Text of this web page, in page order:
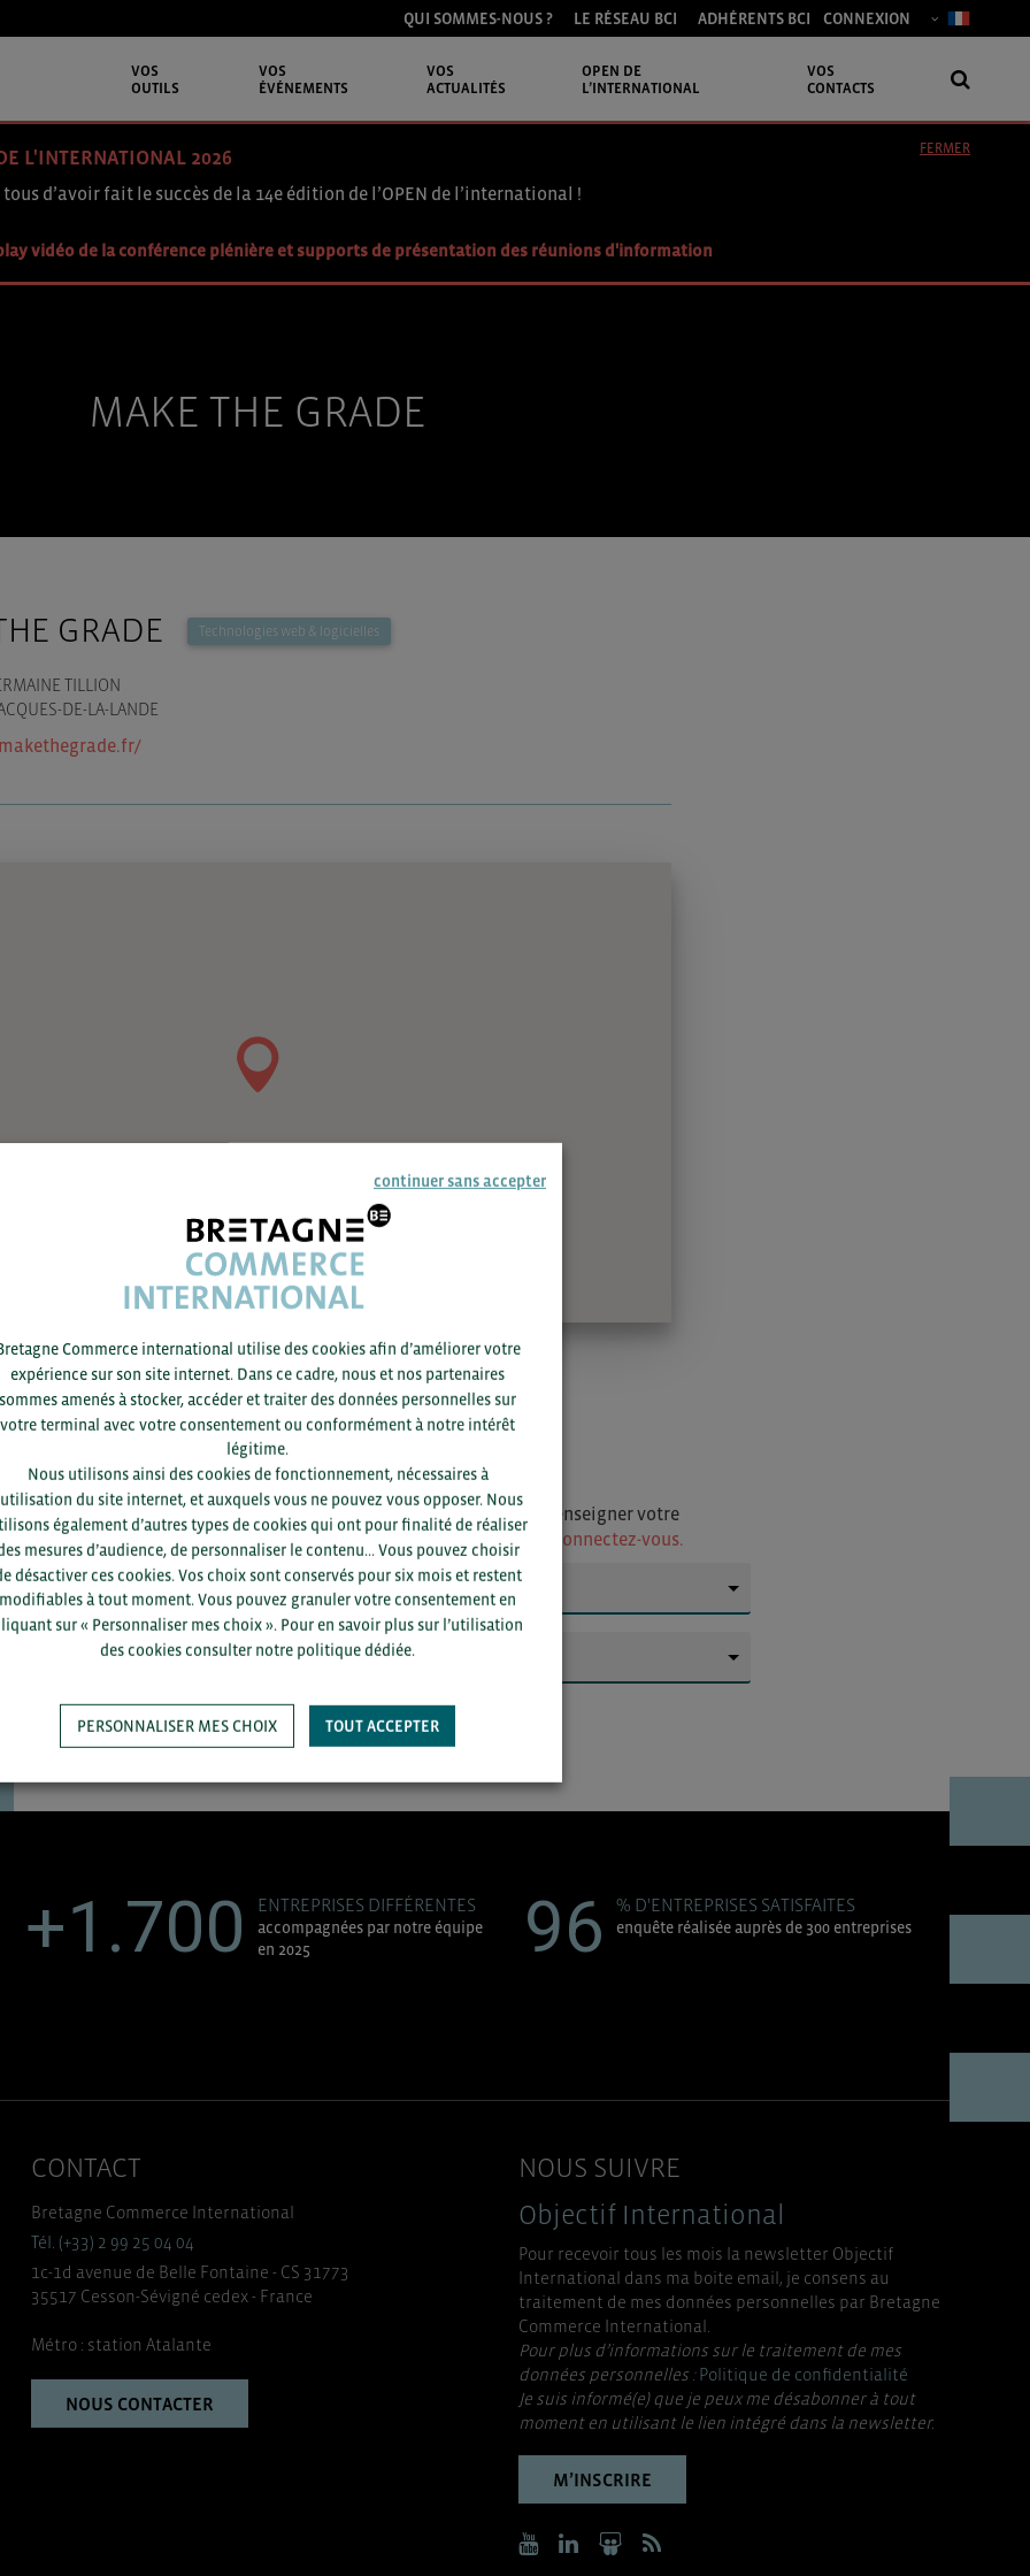
QUI SOMMES-NOUS ? LE RÉSEAU BCI ADHÉRENTS BCI CONNEXION
VOS
OUTILS
VOS
ÉVÉNEMENTS
VOS
ACTUALITÉS
OPEN DE
L’INTERNATIONAL
VOS
CONTACTS
L'INTERNATIONAL 2026
d’avoir fait le succès de la 14e édition de l’OPEN de l’international !
vidéo de la conférence plénière et supports de présentation des réunions d'information
FERMER
MAKE THE GRADE
GRADE Technologies web & logicielles
TILLION
DE-LA-LANDE
Pour voir les contacts, merci de renseigner votre
département et votre secteur
ou connectez-vous.
SAUVEGARDER
+1.700 ENTREPRISES DIFFÉRENTES
accompagnées par notre équipe
en 2025
96 % D'ENTREPRISES SATISFAITES
enquête réalisée auprès de 300 entreprises
CONTACT
Bretagne Commerce International
Tél. (+33) 2 99 25 04 04
1c-1d avenue de Belle Fontaine - CS 31773
35517 Cesson-Sévigné cedex - France
Métro : station Atalante
NOUS CONTACTER
NOUS SUIVRE
Objectif International
Pour recevoir tous les mois la newsletter Objectif
International dans ma boite email, je consens au
traitement de mes données personnelles par Bretagne
Commerce International.
Pour plus d’informations sur le traitement de mes
données personnelles :Politique de confidentialité
Je suis informé(e) que je peux me désabonner à tout
moment en utilisant le lien intégré dans la newsletter.
M’INSCRIRE
continuer sans accepter
Commerce international utilise des cookies afin d’améliorer votre
expérience sur son site internet. Dans ce cadre, nous et nos partenaires
sommes amenés à stocker, accéder et traiter des données personnelles sur
votre terminal avec votre consentement ou conformément à notre intérêt
légitime.
Nous utilisons ainsi des cookies de fonctionnement, nécessaires à
du site internet, et auxquels vous ne pouvez vous opposer. Nous
également d’autres types de cookies qui ont pour finalité de réaliser
mesures d’audience, de personnaliser le contenu... Vous pouvez choisir
désactiver ces cookies. Vos choix sont conservés pour six mois et restent
modifiables à tout moment. Vous pouvez granuler votre consentement en
sur « Personnaliser mes choix ». Pour en savoir plus sur l’utilisation
des cookies consulter notre politique dédiée.
PERSONNALISER MES CHOIX TOUT ACCEPTER